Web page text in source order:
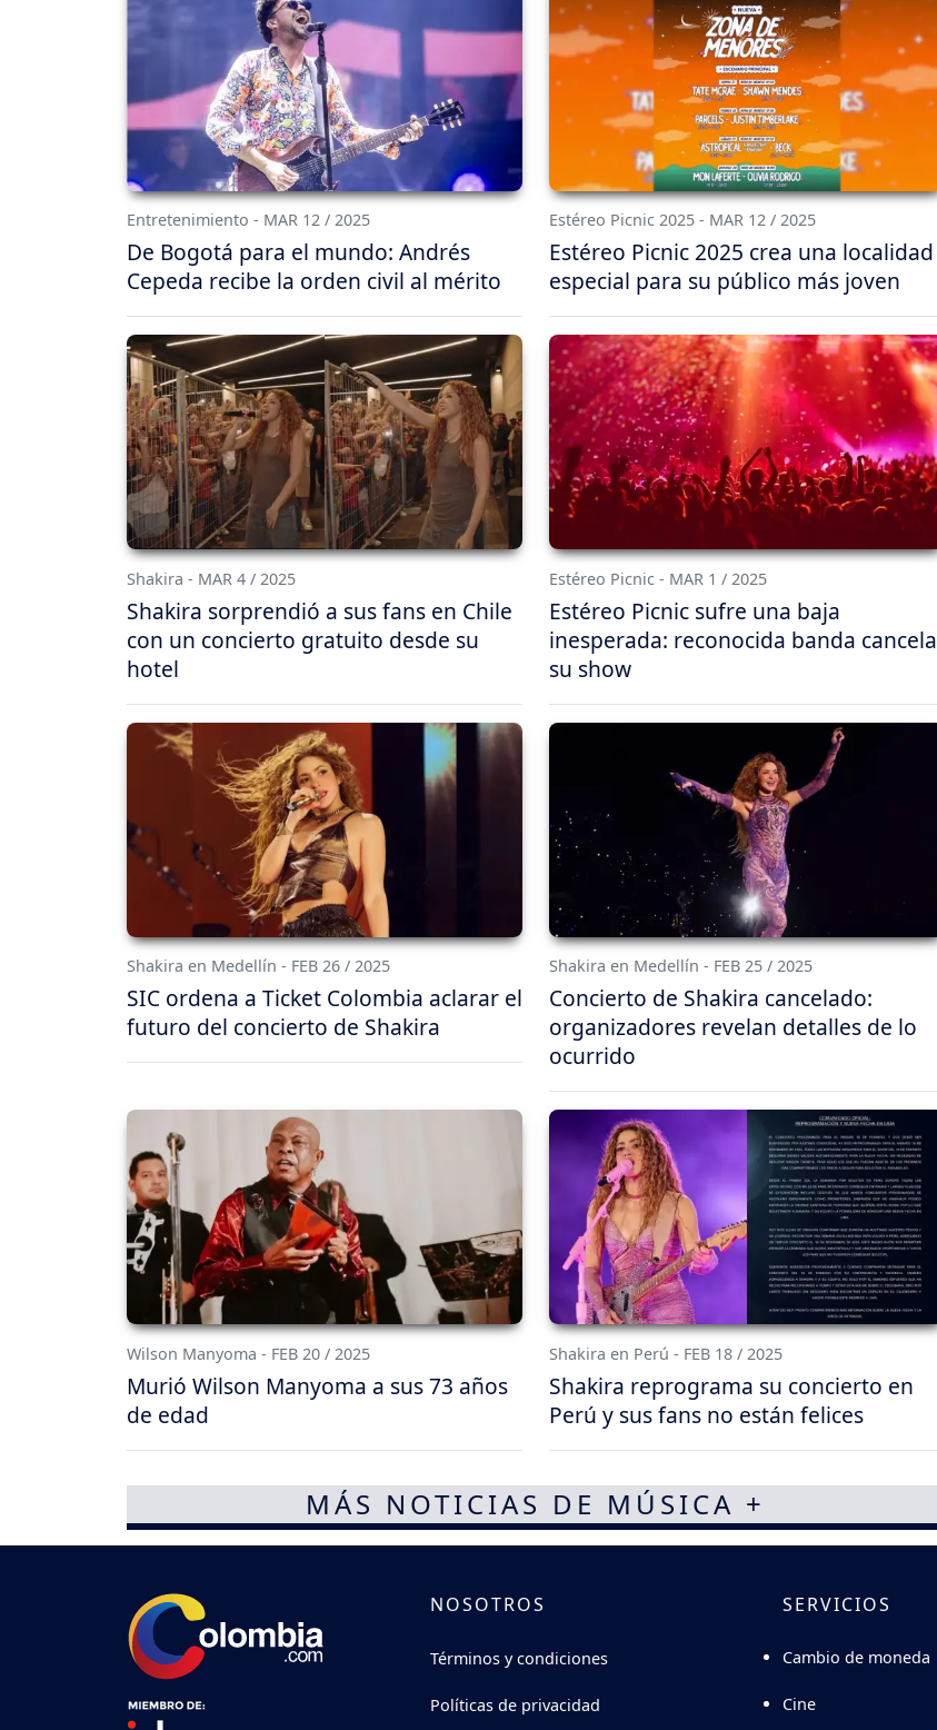
Entretenimiento - MAR 12 / 2025
De Bogotá para el mundo: Andrés
Cepeda recibe la orden civil al mérito
Estéreo Picnic 2025 - MAR 12 / 2025
Estéreo Picnic 2025 crea una localidad
especial para su público más joven
Shakira - MAR 4 / 2025
Shakira sorprendió a sus fans en Chile
con un concierto gratuito desde su
hotel
Estéreo Picnic - MAR 1 / 2025
Estéreo Picnic sufre una baja
inesperada: reconocida banda cancela
su show
Shakira en Medellín - FEB 26 / 2025
SIC ordena a Ticket Colombia aclarar el
futuro del concierto de Shakira
Shakira en Medellín - FEB 25 / 2025
Concierto de Shakira cancelado:
organizadores revelan detalles de lo
ocurrido
Wilson Manyoma - FEB 20 / 2025
Murió Wilson Manyoma a sus 73 años
de edad
Shakira en Perú - FEB 18 / 2025
Shakira reprograma su concierto en
Perú y sus fans no están felices
MÁS NOTICIAS DE MÚSICA +
NOSOTROS
Términos y condiciones
Políticas de privacidad
SERVICIOS
Cambio de moneda
Cine